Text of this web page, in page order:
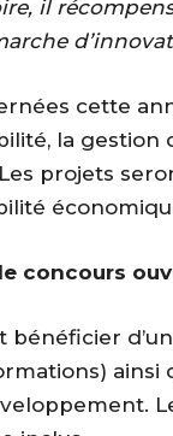
il
cette
la
projets
concours
bénéficier
ainsi